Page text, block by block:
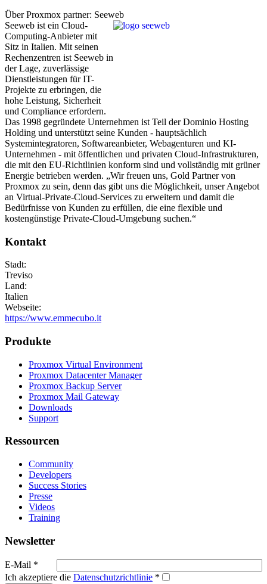
Über Proxmox partner: Seeweb
Seeweb ist ein Cloud-
Computing-Anbieter mit
Sitz in Italien. Mit seinen
Rechenzentren ist Seeweb in
der Lage, zuverlässige
Dienstleistungen für IT-
Projekte zu erbringen, die
hohe Leistung, Sicherheit
und Compliance erfordern.
Das 1998 gegründete Unternehmen ist Teil der Dominio Hosting
Holding und unterstützt seine Kunden - hauptsächlich
Systemintegratoren, Softwareanbieter, Webagenturen und KI-
Unternehmen - mit öffentlichen und privaten Cloud-Infrastrukturen,
die mit den EU-Richtlinien konform sind und vollständig mit grüner
Energie betrieben werden. „Wir freuen uns, Gold Partner von
Proxmox zu sein, denn das gibt uns die Möglichkeit, unser Angebot
an Virtual-Private-Cloud-Services zu erweitern und damit die
Bedürfnisse von Kunden zu erfüllen, die eine flexible und
kostengünstige Private-Cloud-Umgebung suchen.“
Kontakt
Stadt:
Treviso
Land:
Italien
Webseite:
https://www.emmecubo.it
Produkte
Proxmox Virtual Environment
Proxmox Datacenter Manager
Proxmox Backup Server
Proxmox Mail Gateway
Downloads
Support
Ressourcen
Community
Developers
Success Stories
Presse
Videos
Training
Newsletter
E-Mail *
Ich akzeptiere die Datenschutzrichtlinie *